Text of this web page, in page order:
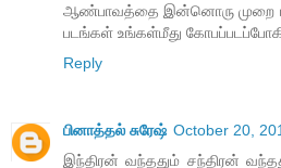
ஆண்பாவத்தை இன்னொரு முறை
படங்கள் உங்கள்மீது
Reply
பினாத்தல் சுரேஷ் October 20,
இந்திரன் வந்ததும் சந்திரன்